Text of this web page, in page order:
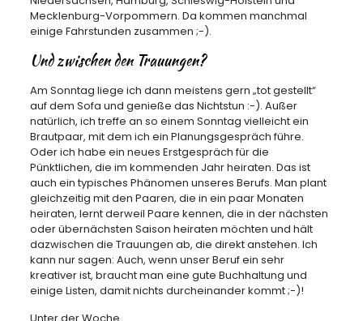
Mecklenburg-Vorpommern. Da kommen manchmal
einige Fahrstunden zusammen ;-).
Und zwischen den Trauungen?
Am Sonntag liege ich dann meistens gern „tot gestellt“
auf dem Sofa und genieße das Nichtstun :-). Außer
natürlich, ich treffe an so einem Sonntag vielleicht ein
Brautpaar, mit dem ich ein Planungsgespräch führe.
Oder ich habe ein neues Erstgespräch für die
Pünktlichen, die im kommenden Jahr heiraten. Das ist
auch ein typisches Phänomen unseres Berufs. Man plant
gleichzeitig mit den Paaren, die in ein paar Monaten
heiraten, lernt derweil Paare kennen, die in der nächsten
oder übernächsten Saison heiraten möchten und hält
dazwischen die Trauungen ab, die direkt anstehen. Ich
kann nur sagen: Auch, wenn unser Beruf ein sehr
kreativer ist, braucht man eine gute Buchhaltung und
einige Listen, damit nichts durcheinander kommt ;-)!